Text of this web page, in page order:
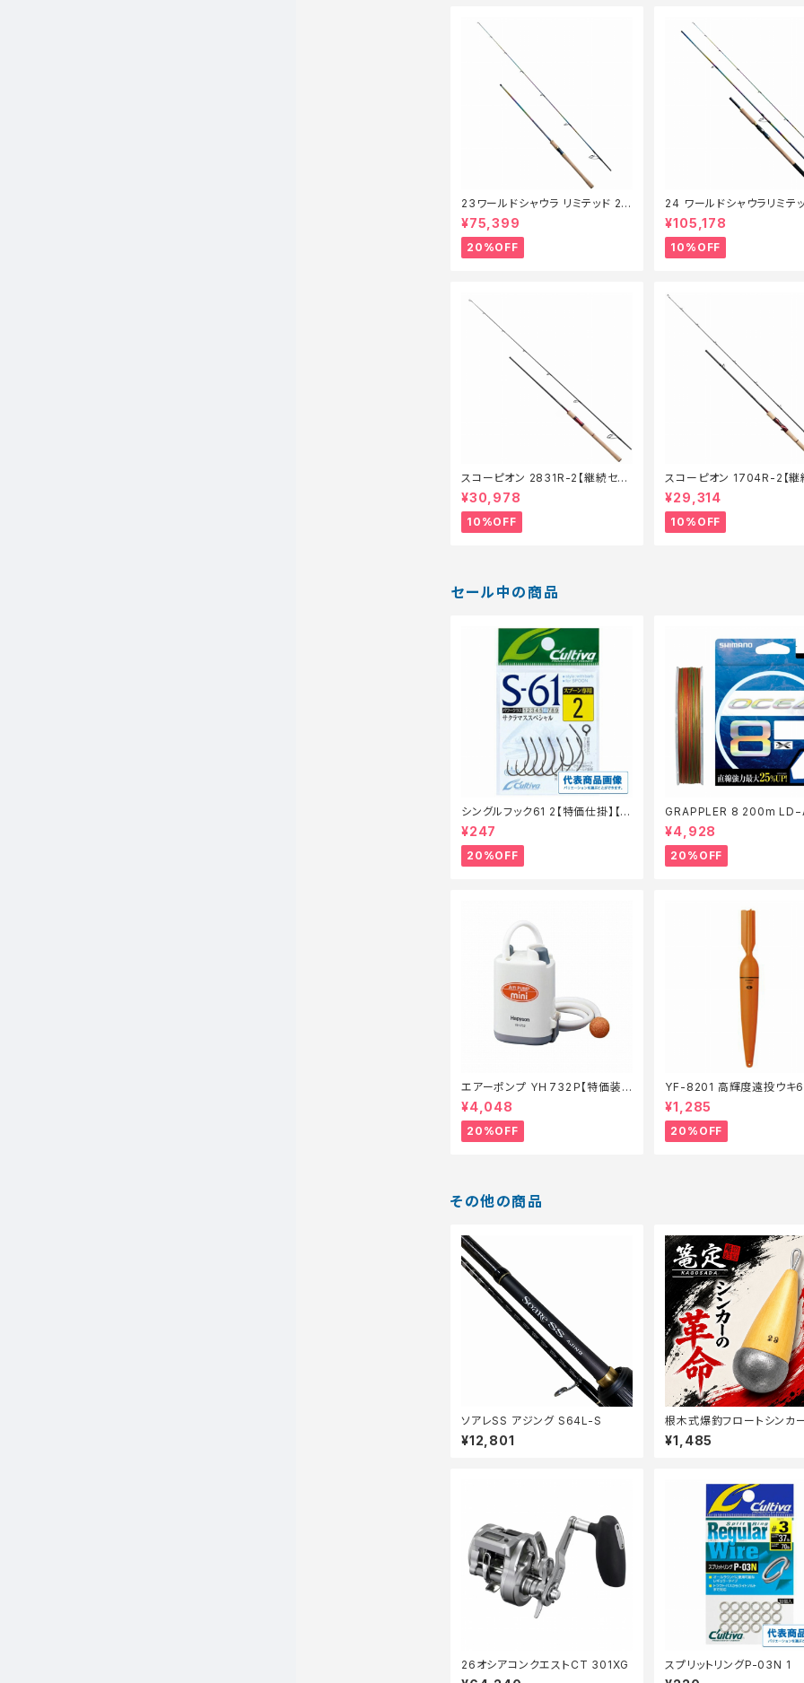
23ワールドシャウラ リミテッド 27
03R‐2【特価竿】【20】
¥75,399
20%OFF
24 ワールドシャウラリミテ
053R-3【継続セール_ロッド
0】
¥105,178
10%OFF
スコーピオン 2831R-2【継続セー
ル_ロッド】【10】
¥30,978
10%OFF
スコーピオン 1704R-2【継
ル_ロッド】【10】
¥29,314
10%OFF
セール中の商品
シングルフック61 2【特価仕掛】【2
0】
¥247
20%OFF
GRAPPLER 8 200m
5色 8【特価仕掛】【20】
¥4,928
20%OFF
エアーポンプ ＹＨ732Ｐ【特価装
備】【20】
¥4,048
20%OFF
YF-8201 高輝度遠投ウキ6
仕掛】【20】
¥1,285
20%OFF
その他の商品
ソアレSS アジング S64L-S
¥12,801
根木式爆釣フロートシンカ
【篭定】
¥1,485
26オシアコンクエストCT 301XG スプリットリングP-03N 1